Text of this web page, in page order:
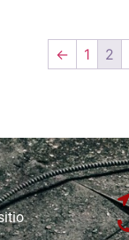
← 1 2